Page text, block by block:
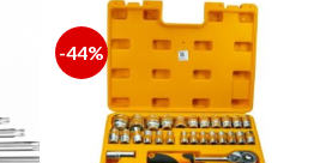
-44%